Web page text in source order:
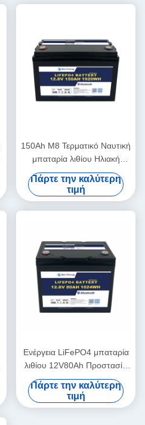
150Ah M8 Τερματικό Ναυτική
μπαταρία λιθίου Ηλιακή
μπαταρία 12,8V ABS
Πάρτε την καλύτερη
τιμή
Ενέργεια LiFePO4 μπαταρία
λιθίου 12V80Ah Προστασία
από την τάση 14.6V
Πάρτε την καλύτερη
τιμή